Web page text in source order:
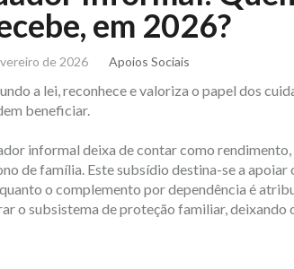
em 2026?
de 2026 Apoios Sociais
a lei, reconhece e valoriza o papel dos
beneficiar.
informal deixa de contar como
de família. Este subsídio destina-se a apoiar
o complemento por dependência é
o subsistema de proteção familiar, deixando